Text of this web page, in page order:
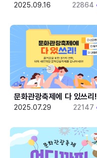
2025.09.16 22864
문화관광축제에 다 있쓰리!
2025.07.29 22147